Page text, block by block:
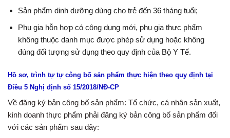
Sản phẩm dinh dưỡng dùng cho trẻ đến 36 tháng tuổi;
Phụ gia hỗn hợp có công dụng mới, phụ gia thực phẩm
không thuộc danh mục được phép sử dụng hoặc không
đúng đối tượng sử dụng theo quy định của Bộ Y Tế.
Hồ sơ, trình tự tự công bố sản phẩm thực hiện theo quy định tại
Điều 5 Nghị định số 15/2018/NĐ-CP
Về đăng ký bản công bố sản phẩm: Tổ chức, cá nhân sản xuất,
kinh doanh thực phẩm phải đăng ký bản công bố sản phẩm đối
với các sản phẩm sau đây: